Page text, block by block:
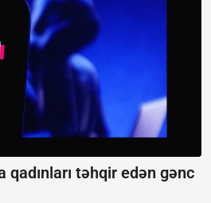
qadınları təhqir edən gənc